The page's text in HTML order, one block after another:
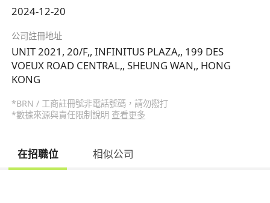
2024-12-20
公司註冊地址
UNIT 2021, 20/F,, INFINITUS PLAZA,, 199 DES
VOEUX ROAD CENTRAL,, SHEUNG WAN,, HONG
KONG
*BRN / 工商註冊號非電話號碼，請勿撥打
*數據來源與責任限制說明 查看更多
在招職位 相似公司